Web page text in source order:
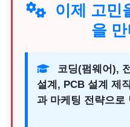
이제 고민
을
코딩(펌웨어),
설계, PCB 설계 제
과 마케팅 전략으로